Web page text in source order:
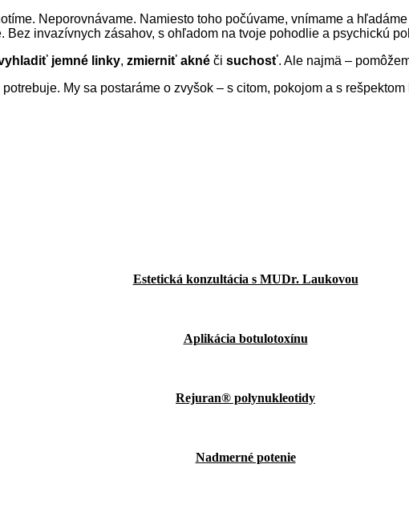
Neporovnávame. Namiesto toho počúvame, vnímame a
Bez invazívnych zásahov, s ohľadom na tvoje pohodlie a psychickú
jemné linky, zmierniť akné či suchosť. Ale najmä –
My sa postaráme o zvyšok – s citom, pokojom a s
Estetická konzultácia s MUDr. Laukovou
Aplikácia botulotoxínu
Rejuran® polynukleotidy
Nadmerné potenie